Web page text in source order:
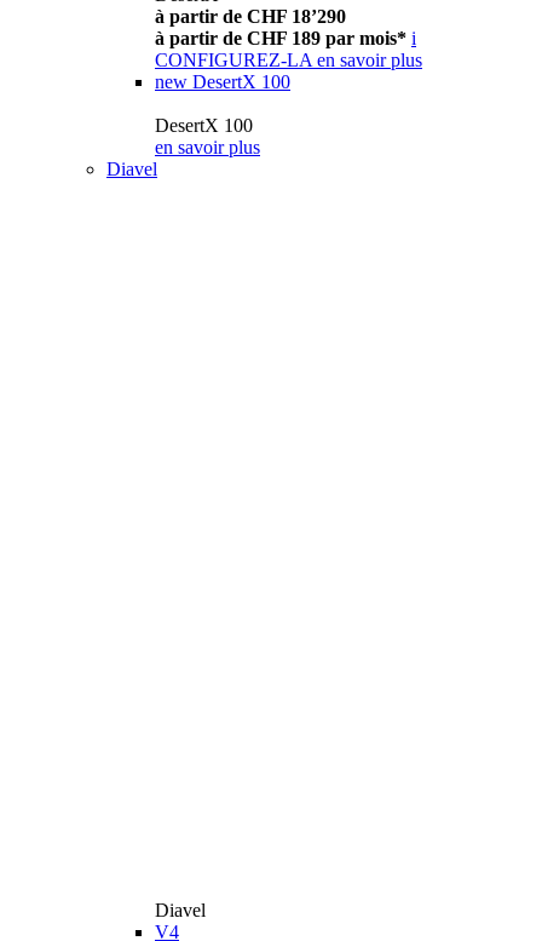
à partir de CHF 18’290
à partir de CHF 189 par mois* i
CONFIGUREZ-LA en savoir plus
new DesertX 100
DesertX 100
en savoir plus
Diavel
Diavel
V4